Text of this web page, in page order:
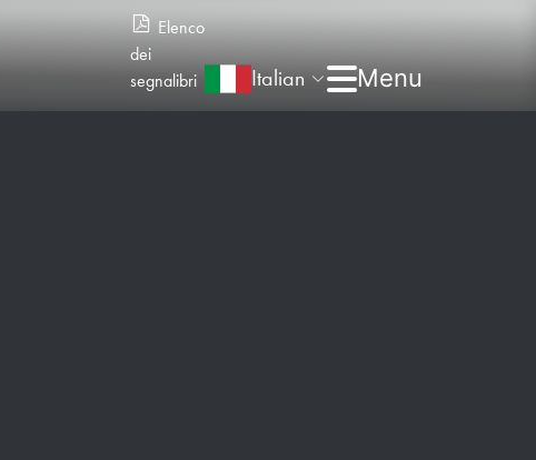
Elenco
dei
segnalibri
Italian